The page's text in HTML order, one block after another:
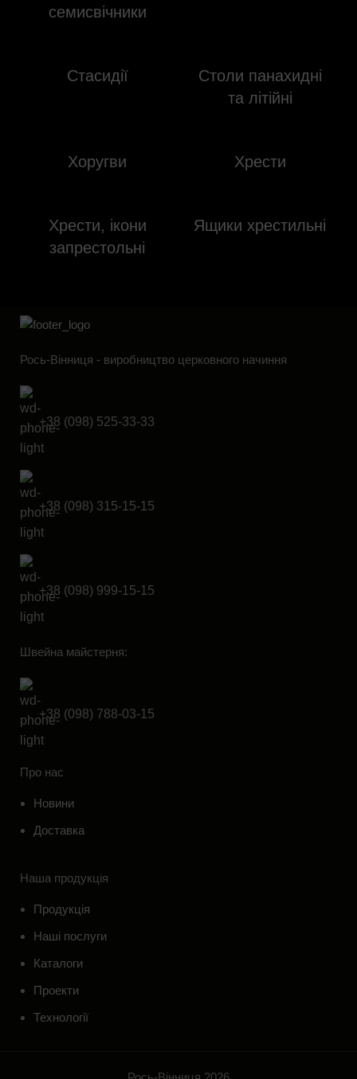
семисвічники
Стасидії
Столи панахидні
та літійні
Хоругви Хрести
Хрести, ікони
запрестольні
Ящики хрестильні
Рось-Вінниця - виробництво церковного начиння
+38 (098) 525-33-33
+38 (098) 315-15-15
+38 (098) 999-15-15
Швейна майстерня:
+38 (098) 788-03-15
Про нас
Новини
Доставка
Наша продукція
Продукція
Наші послуги
Каталоги
Проекти
Технології